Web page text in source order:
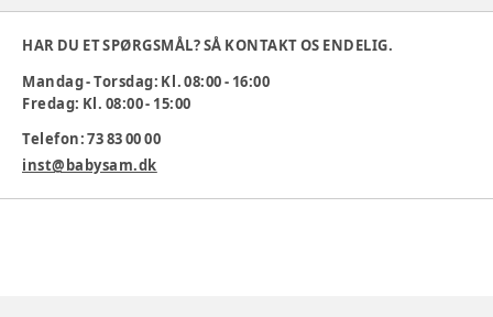
Varenummer:269409
HAR DU ET SPØRGSMÅL? SÅ KONTAKT OS ENDELIG.
Mandag - Torsdag: Kl. 08:00 - 16:00
Fredag: Kl. 08:00 - 15:00
Telefon: 73 83 00 00
inst@babysam.dk